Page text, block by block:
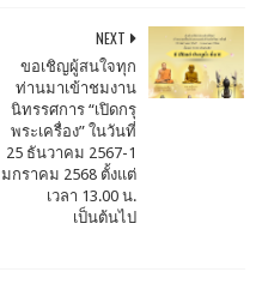
NEXT
ขอเชิญผู้สนใจทุก
ท่านมาเข้าชมงาน
นิทรรศการ “เปิดกรุ
พระเครื่อง” ในวันที่
25 ธันวาคม 2567-1
มกราคม 2568 ตั้งแต่
เวลา 13.00 น.
เป็นต้นไป